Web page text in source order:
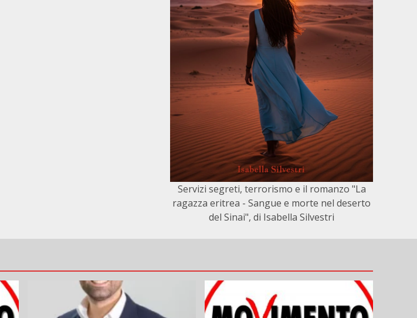
Servizi segreti, terrorismo e il romanzo "La
ragazza eritrea - Sangue e morte nel deserto
del Sinai", di Isabella Silvestri